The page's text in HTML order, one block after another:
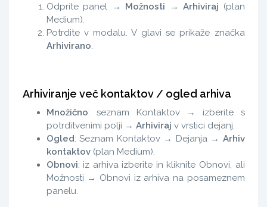
Odprite panel → Možnosti → Arhiviraj (plan
Medium).
Potrdite v modalu. V glavi se prikaže značka
Arhivirano.
Arhiviranje več kontaktov / ogled arhiva
Množično: seznam Kontaktov → izberite s
potrditvenimi polji → Arhiviraj v vrstici dejanj.
Ogled: Seznam Kontaktov → Dejanja → Arhiv
kontaktov(plan Medium).
Obnovi: iz arhiva izberite in kliknite Obnovi, ali
Možnosti → Obnovi iz arhiva na posameznem
panelu.